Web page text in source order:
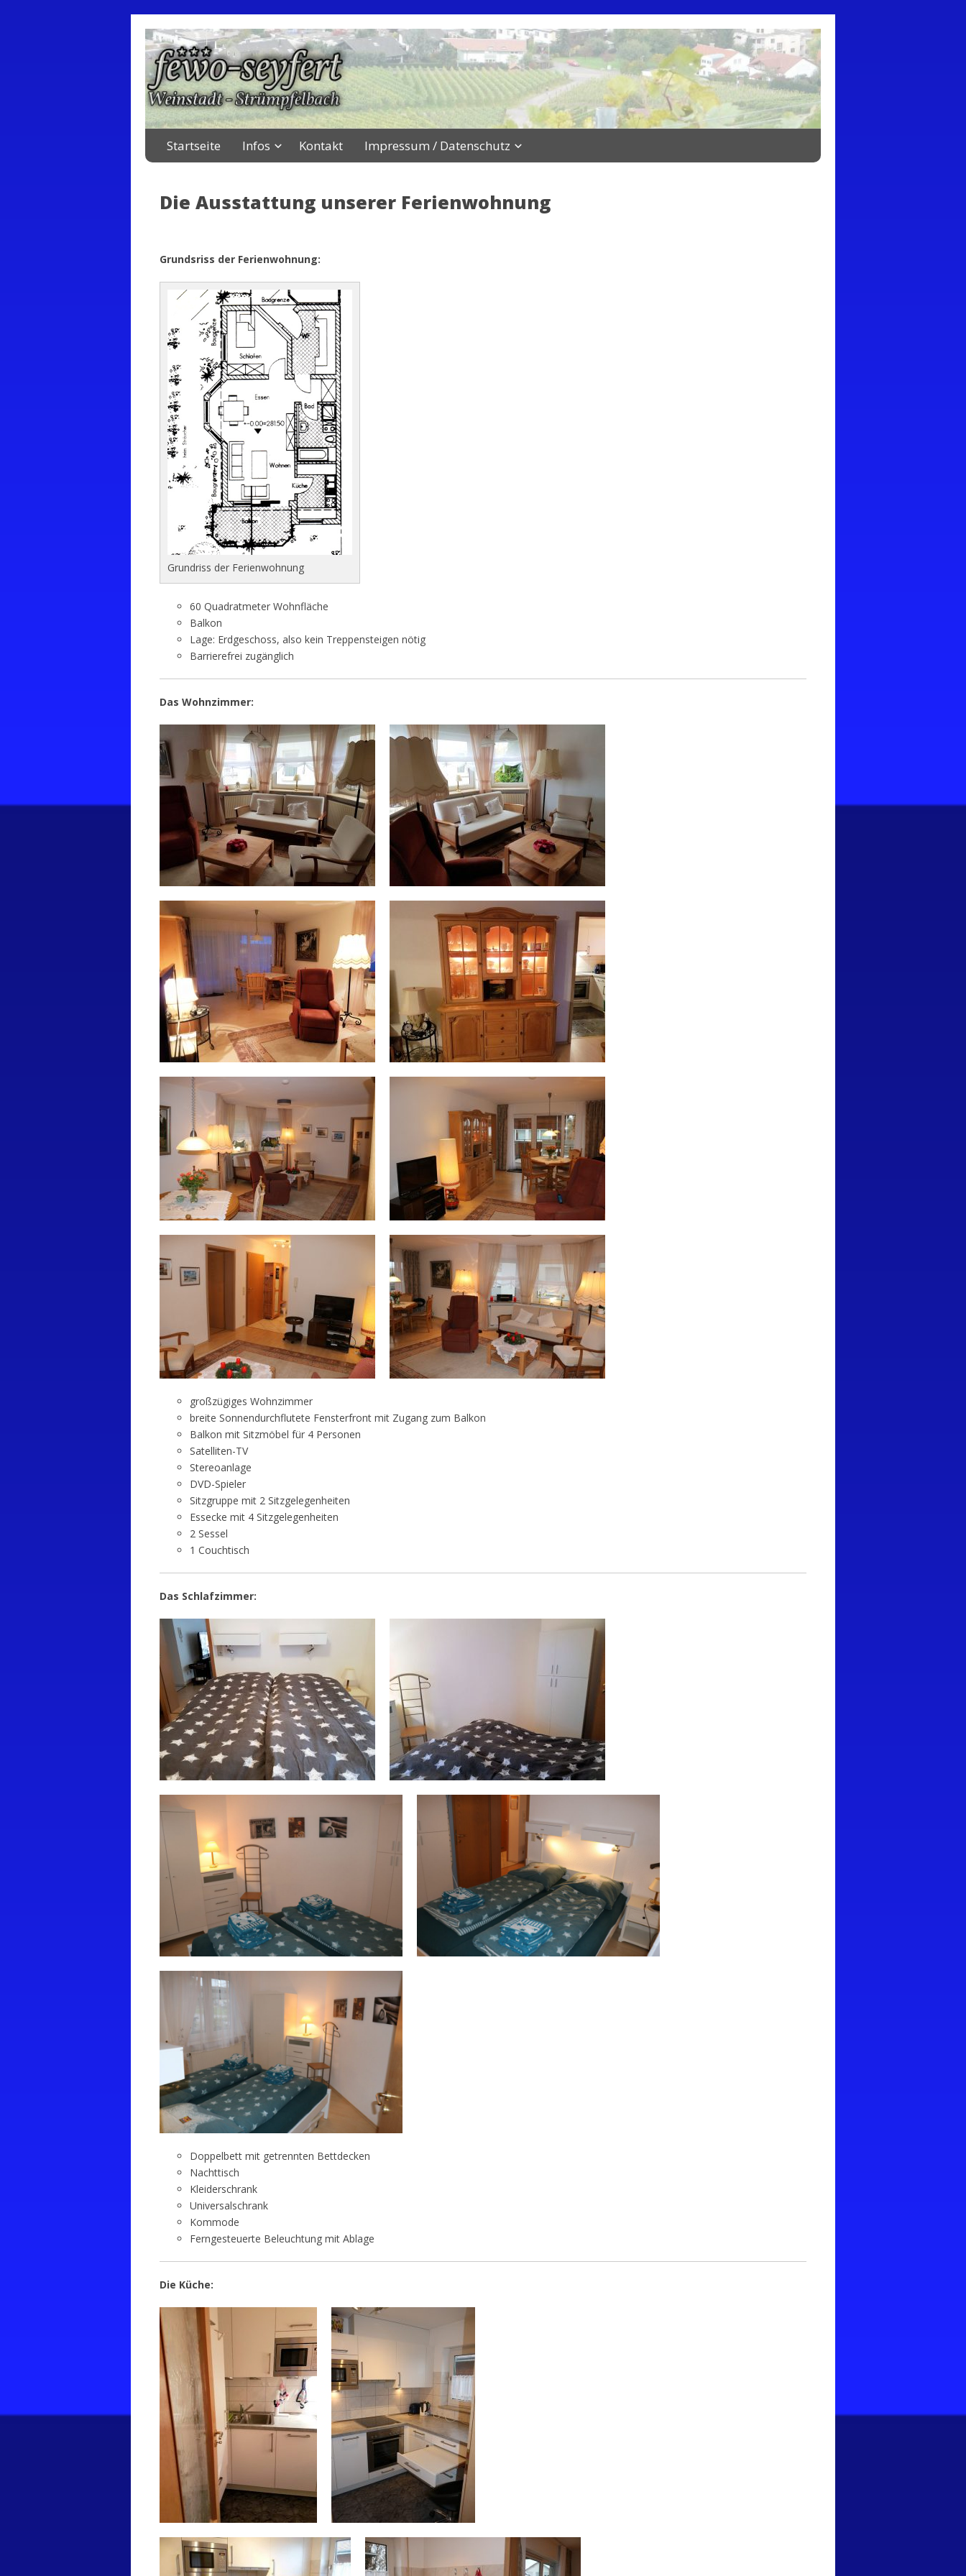
fewo-seyfert
Ferienwohnung in Weinstadt-Strümpfelbach
Startseite
Infos Kontakt Impressum / Datenschutz
Die Ausstattung unserer Ferienwohnung
Grundsriss der Ferienwohnung:
Grundriss der Ferienwohnung
60 Quadratmeter Wohnfläche
Balkon
Lage: Erdgeschoss, also kein Treppensteigen nötig
Barrierefrei zugänglich‌
Das Wohnzimmer:
großzügiges Wohnzimmer
breite Sonnendurchflutete Fensterfront mit Zugang zum Balkon
Balkon mit Sitzmöbel für 4 Personen
Satelliten-TV
Stereoanlage
DVD-Spieler
Sitzgruppe mit 2 Sitzgelegenheiten
Essecke mit 4 Sitzgelegenheiten
2 Sessel
1 Couchtisch
Das Schlafzimmer:
Doppelbett mit getrennten Bettdecken
Nachttisch
Kleiderschrank
Universalschrank
Kommode
Ferngesteuerte Beleuchtung mit Ablage
Die Küche: